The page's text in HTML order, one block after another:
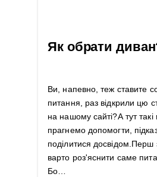
Як обрати
Ви, напевно, теж ставите
питання, раз відкрили цю
на нашому сайті?А тут такі
прагнемо допомогти,
поділитися досвідом.Перш
варто роз'яснити саме
Бо…